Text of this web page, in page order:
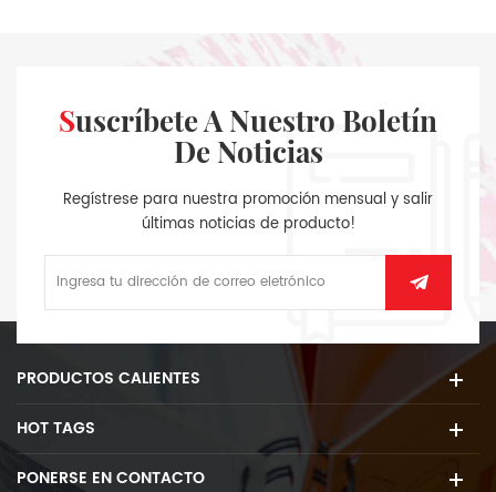
Suscríbete A Nuestro Boletín
De Noticias
Regístrese para nuestra promoción mensual y salir
últimas noticias de producto!
PRODUCTOS CALIENTES
HOT TAGS
PONERSE EN CONTACTO